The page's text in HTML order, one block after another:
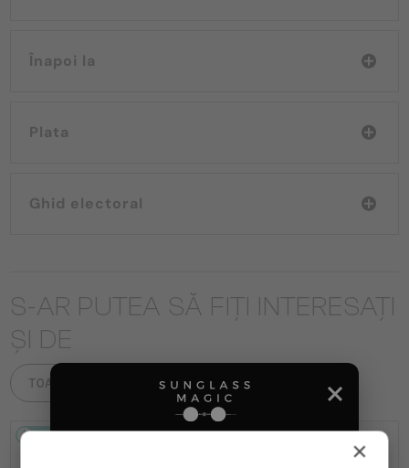
Înapoi la
Plata
Ghid electoral
S-AR PUTEA SĂ FIȚI INTERESAȚI
ȘI DE
TOATE PRODUSELE
2-4 ZILE 2-4 ZILE
×